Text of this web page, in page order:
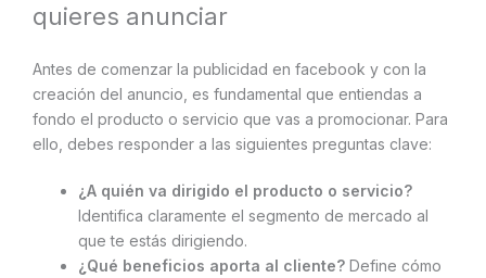
quieres anunciar
Antes de comenzar la publicidad en facebook y con la
creación del anuncio, es fundamental que entiendas a
fondo el producto o servicio que vas a promocionar. Para
ello, debes responder a las siguientes preguntas clave:
¿A quién va dirigido el producto o servicio?
Identifica claramente el segmento de mercado al
que te estás dirigiendo.
¿Qué beneficios aporta al cliente? Define cómo